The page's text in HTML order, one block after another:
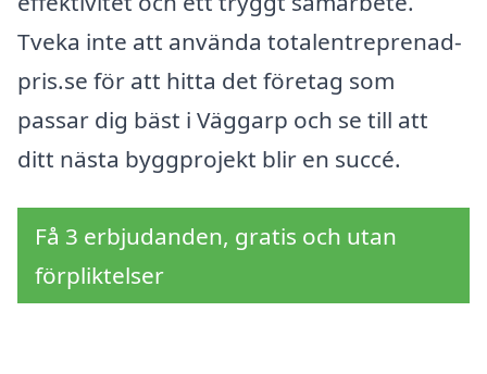
Tveka inte att använda totalentreprenad-
pris.se för att hitta det företag som
passar dig bäst i Väggarp och se till att
ditt nästa byggprojekt blir en succé.
Få 3 erbjudanden, gratis och utan
förpliktelser